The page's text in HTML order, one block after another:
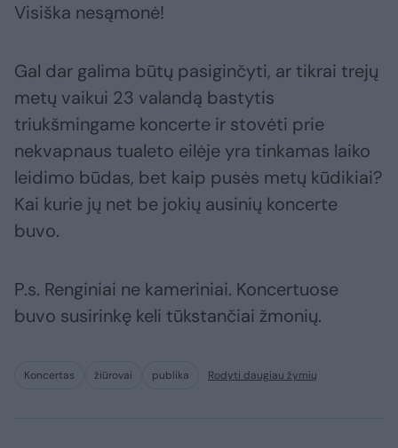
Visiška nesąmonė!
Gal dar galima būtų pasiginčyti, ar tikrai trejų
metų vaikui 23 valandą bastytis
triukšmingame koncerte ir stovėti prie
nekvapnaus tualeto eilėje yra tinkamas laiko
leidimo būdas, bet kaip pusės metų kūdikiai?
Kai kurie jų net be jokių ausinių koncerte
buvo.
P.s. Renginiai ne kameriniai. Koncertuose
buvo susirinkę keli tūkstančiai žmonių.
Koncertas žiūrovai publika Rodyti daugiau žymių